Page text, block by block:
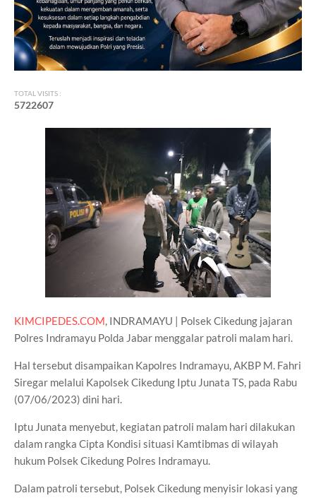
TOTAL VISITS :
5722607
KIMCIPEDES.COM, INDRAMAYU | Polsek Cikedung jajaran
Polres Indramayu Polda Jabar menggalar patroli malam hari.
Hal tersebut disampaikan Kapolres Indramayu, AKBP M. Fahri
Siregar melalui Kapolsek Cikedung Iptu Junata TS, pada Rabu
(07/06/2023) dini hari.
Iptu Junata menyebut, kegiatan patroli malam hari dilakukan
dalam rangka Cipta Kondisi situasi Kamtibmas di wilayah
hukum Polsek Cikedung Polres Indramayu.
Dalam patroli tersebut, Polsek Cikedung menyisir lokasi yang